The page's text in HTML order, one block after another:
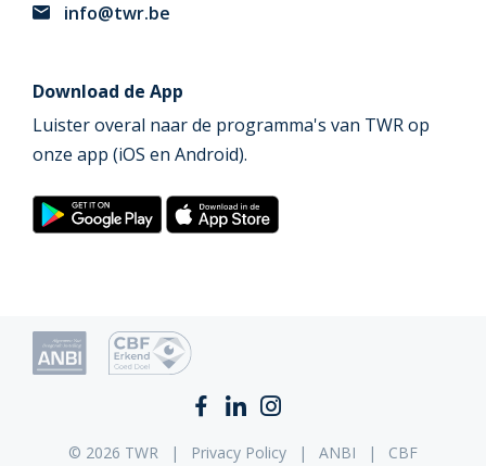
info@twr.be
Download de App
Luister overal naar de programma's van TWR op
onze app (iOS en Android).
© 2026 TWR Privacy Policy ANBI CBF